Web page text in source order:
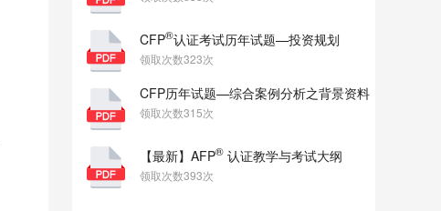
CFP®认证考试历年试题—投资规划
领取次数323次
CFP历年试题—综合案例分析之背景资料
领取次数315次
【最新】AFP® 认证教学与考试大纲
领取次数393次